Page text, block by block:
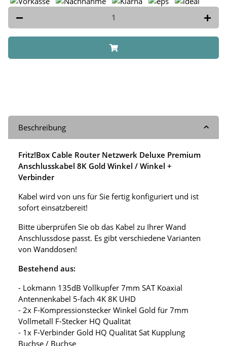
Beschreibung
Fritz!Box Cable Router Netzwerk Deluxe Premium
Anschlusskabel 8K Gold Winkel / Winkel +
Verbinder
Kabel wird von uns für Sie fertig konfiguriert und ist
sofort einsatzbereit!
Bitte überprüfen Sie ob das Kabel zu Ihrer Wand
Anschlussdose passt. Es gibt verschiedene Varianten
von Wanddosen!
Bestehend aus:
- Lokmann 135dB Vollkupfer 7mm SAT Koaxial
Antennenkabel 5-fach 4K 8K UHD
- 2x F-Kompressionstecker Winkel Gold für 7mm
Vollmetall F-Stecker HQ Qualität
- 1x F-Verbinder Gold HQ Qualität Sat Kupplung
Buchse / Buchse